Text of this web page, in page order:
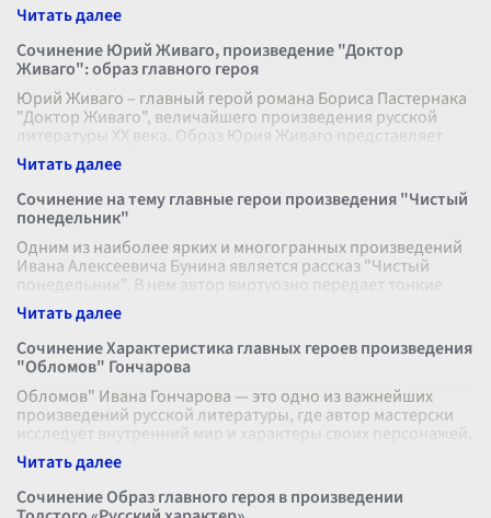
Сочинение Юрий Живаго, произведение "Доктор
Живаго": образ главного героя
Юрий Живаго – главный герой романа Бориса Пастернака
"Доктор Живаго", величайшего произведения русской
литературы XX века. Образ Юрия Живаго представляет
собой сложный и многослойн
Сочинение на тему главные герои произведения "Чистый
понедельник"
Одним из наиболее ярких и многогранных произведений
Ивана Алексеевича Бунина является рассказ "Чистый
понедельник". В нем автор виртуозно передает тонкие
психологические нюансы и о
Сочинение Характеристика главных героев произведения
"Обломов" Гончарова
Обломов" Ивана Гончарова — это одно из важнейших
произведений русской литературы, где автор мастерски
исследует внутренний мир и характеры своих персонажей,
сосредоточиваясь на гла
Сочинение Образ главного героя в произведении